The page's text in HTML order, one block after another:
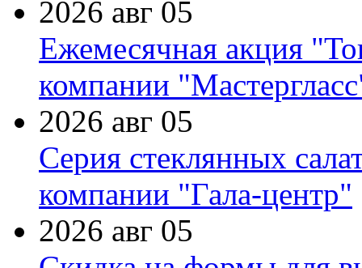
2026 авг 05
Ежемесячная акция
компании
2026 авг 05
Серия стеклянных
компании "Гала-центр"
2026 авг 05